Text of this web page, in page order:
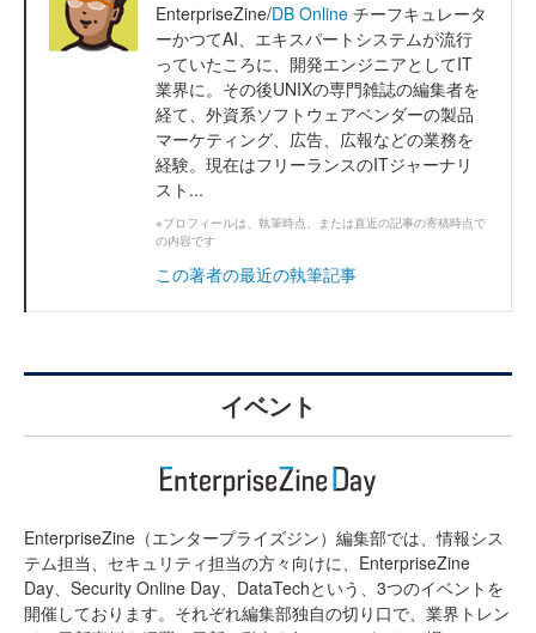
EnterpriseZine/DB Online チーフキュレータ
ーかつてAI、エキスパートシステムが流行
っていたころに、開発エンジニアとしてIT
業界に。その後UNIXの専門雑誌の編集者を
経て、外資系ソフトウェアベンダーの製品
マーケティング、広告、広報などの業務を
経験。現在はフリーランスのITジャーナリ
スト...
※プロフィールは、執筆時点、または直近の記事の寄稿時点で
の内容です
この著者の最近の執筆記事
イベント
EnterpriseZine（エンタープライズジン）編集部では、情報シス
テム担当、セキュリティ担当の方々向けに、EnterpriseZine
Day、Security Online Day、DataTechという、3つのイベントを
開催しております。それぞれ編集部独自の切り口で、業界トレン